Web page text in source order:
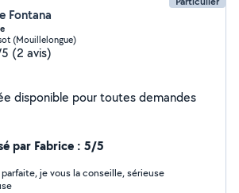
Fontana
(Mouillelongue)
(2 avis)
disponible pour toutes demandes
par Fabrice : 5/5
je vous la conseille, sérieuse